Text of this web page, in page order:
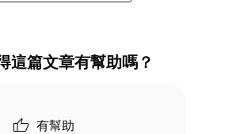
這篇文章有幫助嗎？
有幫助